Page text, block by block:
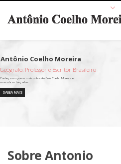
Geógrafo, Professor e Escritor Brasileiro
SAIBA MAIS
Sobre Antonio